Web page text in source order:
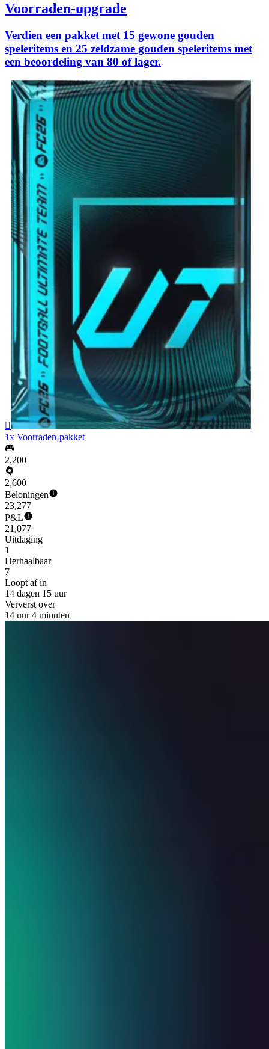
Voorraden-upgrade
Verdien een pakket met 15 gewone gouden
speleritems en 25 zeldzame gouden speleritems met
een beoordeling van 80 of lager.

1x Voorraden-pakket
2,200
2,600
Beloningen
23,277
P&L
21,077
Uitdaging
1
Herhaalbaar
7
Loopt af in
14 dagen 15 uur
Ververst over
14 uur 4 minuten